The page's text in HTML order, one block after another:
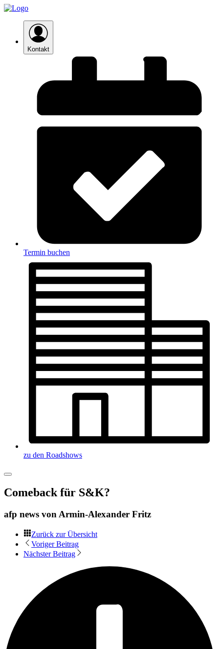
Kontakt
Termin buchen
zu den Roadshows
Comeback für S&K?
afp news von Armin-Alexander Fritz
Zurück zur Übersicht
Voriger Beitrag
Nächster Beitrag